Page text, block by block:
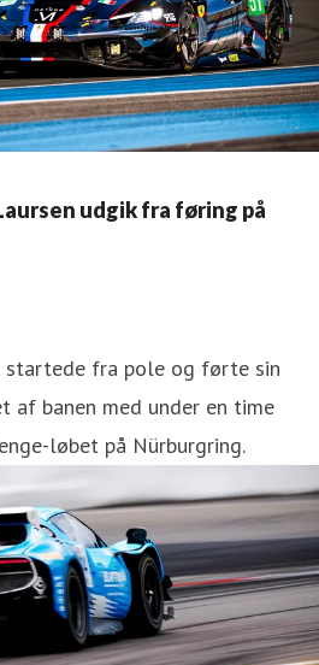
udgik fra føring på
startede fra pole og førte sin
af banen med under en time
løbet på Nürburgring.